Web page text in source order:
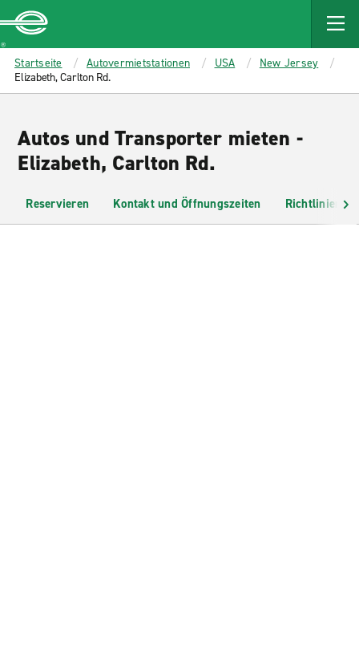
MAIN
CONTENT
Enterprise
Startseite Autovermietstationen USA
New Jersey
Elizabeth, Carlton Rd.
Autos und Transporter mieten -
Elizabeth, Carlton Rd.
Reservieren Kontakt und Öffnungszeiten Richtlinien